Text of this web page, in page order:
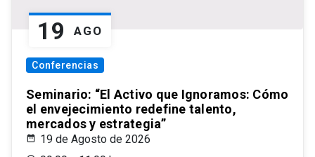
19 AGO
Conferencias
Seminario: “El Activo que Ignoramos: Cómo
el envejecimiento redefine talento,
mercados y estrategia”
19 de Agosto de 2026